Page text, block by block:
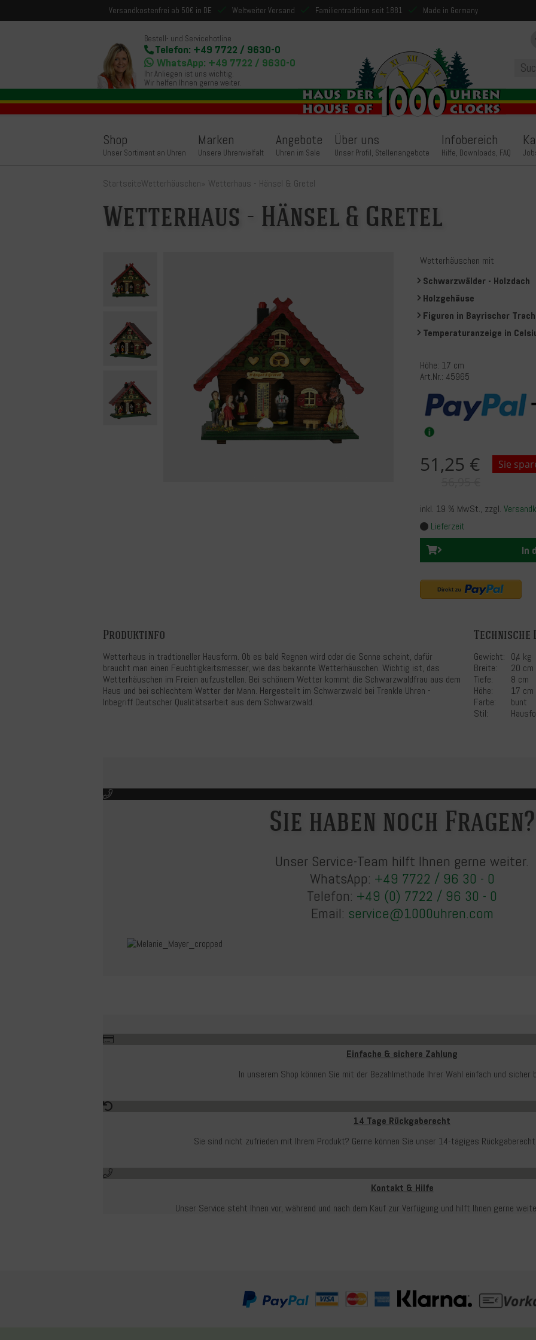
Versandkostenfrei ab 50€ in DE Weltweiter Versand Familientradition seit 1881 Made in Germany
Bestell- und Servicehotline
Telefon: +49 7722 / 9630-0
WhatsApp: +49 7722 / 9630-0
Ihr Anliegen ist uns wichtig.
Wir helfen Ihnen gerne weiter.
Shop
Unser Sortiment an Uhren
Marken
Unsere Uhrenvielfalt
Angebote
Uhren im Sale
Über uns
Unser Profil, Stellenangebote
Infobereich
Hilfe, Downloads, FAQ
StartseiteWetterhäuschen» Wetterhaus - Hänsel & Gretel
Wetterhaus - Hänsel & Gretel
Wetterhäuschen mit
Schwarzwälder - Holzdach
Holzgehäuse
Figuren in Bayrischer
Temperaturanzeige in
Höhe: 17 cm
Art.Nr.: 45965
51,25 € Sie
inkl. 19 % MwSt., zzgl.
Lieferzeit
In
Produktinfo
Wetterhaus in tradtioneller Hausform. Ob es bald Regnen wird oder die Sonne scheint, dafür
braucht man einen Feuchtigkeitsmesser, wie das bekannte Wetterhäuschen. Wichtig ist, das
Wetterhäuschen im Freien aufzustellen. Bei schönem Wetter kommt die Schwarzwaldfrau aus dem
Haus und bei schlechtem Wetter der Mann. Hergestellt im Schwarzwald bei Trenkle Uhren -
Inbegriff Deutscher Qualitätsarbeit aus dem Schwarzwald.
Technische
Gewicht:
0,4 kg
Breite:
20 cm
Tiefe:
8 cm
Höhe:
17 cm
Farbe:
bunt
Stil:
Sie haben noch Fragen?
Unser Service-Team hilft Ihnen gerne weiter.
WhatsApp: +49 7722 / 96 30 - 0
Telefon: +49 (0) 7722 / 96 30 - 0
Email: service@1000uhren.com
Einfache & sichere Zahlung
In unserem Shop können Sie mit der Bezahlmethode Ihrer Wahl einfach und sicher
14 Tage Rückgaberecht
Sie sind nicht zufrieden mit Ihrem Produkt? Gerne können Sie unser 14-tägiges Rückgaberecht
Kontakt & Hilfe
Unser Service steht Ihnen vor, während und nach dem Kauf zur Verfügung und hilft Ihnen gerne